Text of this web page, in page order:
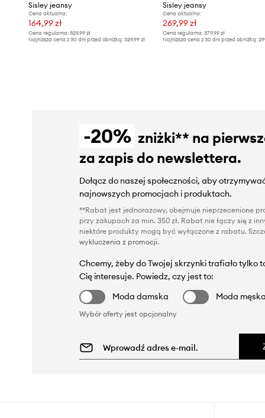
Sisley jeansy
Cena aktualna:
164,99 zł
Cena regularna: 329,99 zł
Najniższa cena z 30 dni przed obniżką: 329,99 zł
Sisley jeansy
Cena aktualna:
269,99 zł
Cena regularna:379,99 zł
Najniższa cena z 30 dni przed obniżką:
-20% zniżki** na
za zapis do newslettera.
Dołącz do naszej społeczności, aby
najnowszych promocjach i produktach.
**Rabat jest jednorazowy, obejmuje nieprzecenione
przy zakupach za min. 350 zł. Rabat nie łączy się z
niektóre produkty mogą być wyłączone z rabatu.
wykluczenia z promocji.
Chcemy, żeby do Twojej skrzynki trafiało tylko
Cię interesuje. Powiedz, czy jest to:
Moda damska
Moda męska
Wybór oferty jest opcjonalny